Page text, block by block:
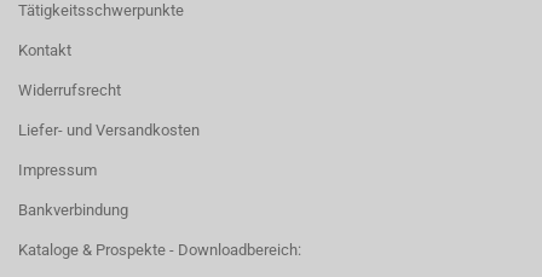
Tätigkeitsschwerpunkte
Kontakt
Widerrufsrecht
Liefer- und Versandkosten
Impressum
Bankverbindung
Kataloge & Prospekte - Downloadbereich: